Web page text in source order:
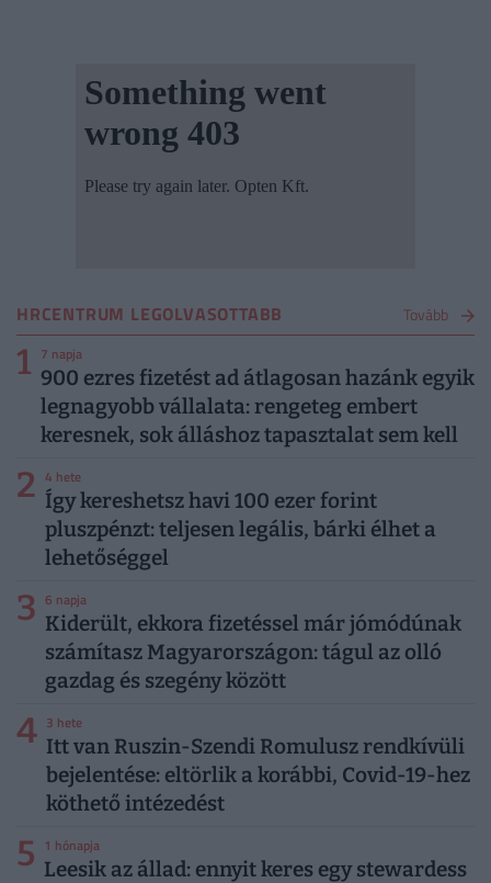
HRCENTRUM LEGOLVASOTTABB Tovább
1 7 napja
900 ezres fizetést ad átlagosan hazánk egyik
legnagyobb vállalata: rengeteg embert
keresnek, sok álláshoz tapasztalat sem kell
2 4 hete
Így kereshetsz havi 100 ezer forint
pluszpénzt: teljesen legális, bárki élhet a
lehetőséggel
3 6 napja
Kiderült, ekkora fizetéssel már jómódúnak
számítasz Magyarországon: tágul az olló
gazdag és szegény között
4 3 hete
Itt van Ruszin-Szendi Romulusz rendkívüli
bejelentése: eltörlik a korábbi, Covid-19-hez
köthető intézedést
5 1 hónapja
Leesik az állad: ennyit keres egy stewardess